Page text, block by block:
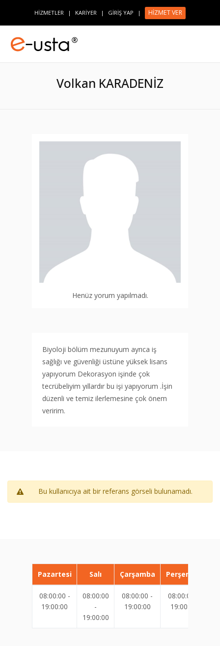
HİZMETLER | KARİYER | GİRİŞ YAP | HİZMET VER
Volkan KARADENİZ
Henüz yorum yapılmadı.
Biyoloji bölüm mezunuyum ayrıca iş
sağlığı ve güvenliği üstüne yüksek lisans
yapıyorum Dekorasyon işinde çok
tecrübeliyim yıllardır bu işi yapıyorum .İşin
düzenli ve temiz ilerlemesine çok önem
veririm.
Bu kullanıcıya ait bir referans görseli bulunamadı.
Pazartesi Salı Çarşamba Perşembe
08:00:00 -
19:00:00
08:00:00
-
19:00:00
08:00:00 -
19:00:00
08:00:00 -
19:00:00